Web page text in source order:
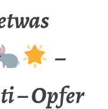
–
– Opfer